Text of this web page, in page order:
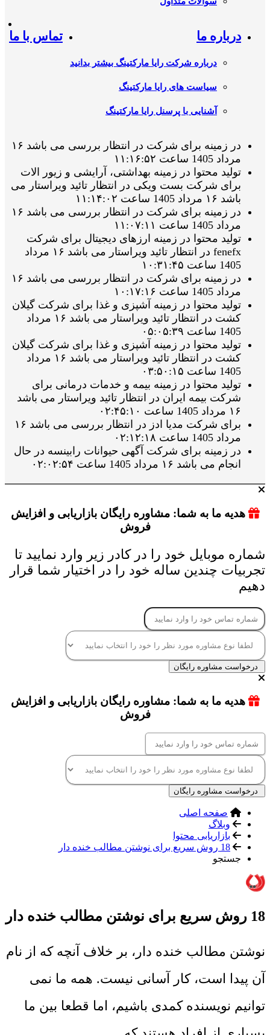
درباره ما
درباره شرکت رایا مارکتینگ بیشتر بدانید
سیاست های رایا مارکتینگ
آشنایی با پرسنل رایا مارکتینگ
تماس با ما
در زمینه برای شرکت در انتظار بررسی می باشد ۱۶
مرداد 1405 ساعت ۱۱:۱۶:۵۲
تولید محتوا در زمینه بهداشتی، آرایشی و زیور الات
برای شرکت بست ویکی در انتظار تائید ویراستار می
باشد ۱۶ مرداد 1405 ساعت ۱۱:۱۴:۰۲
در زمینه برای شرکت در انتظار بررسی می باشد ۱۶
مرداد 1405 ساعت ۱۱:۰۷:۱۱
تولید محتوا در زمینه ارزهای دیجیتال برای شرکت
fenefx در انتظار تائید ویراستار می باشد ۱۶ مرداد
1405 ساعت ۱۰:۳۱:۴۵
در زمینه برای شرکت در انتظار بررسی می باشد ۱۶
مرداد 1405 ساعت ۱۰:۱۷:۱۶
تولید محتوا در زمینه آشپزی و غذا برای شرکت گیلان
کشت در انتظار تائید ویراستار می باشد ۱۶ مرداد
1405 ساعت ۰۵:۰۵:۳۹
تولید محتوا در زمینه آشپزی و غذا برای شرکت گیلان
کشت در انتظار تائید ویراستار می باشد ۱۶ مرداد
1405 ساعت ۰۳:۵۰:۱۵
تولید محتوا در زمینه بیمه و خدمات درمانی برای
شرکت بیمه ایران در انتظار تائید ویراستار می باشد
۱۶ مرداد 1405 ساعت ۰۲:۴۵:۱۰
برای شرکت مدیا ادز در انتظار بررسی می باشد ۱۶
مرداد 1405 ساعت ۰۲:۱۲:۱۸
در زمینه برای شرکت آگهی حیوانات رابینسه در حال
انجام می باشد ۱۶ مرداد 1405 ساعت ۰۲:۰۲:۵۴
هدیه ما به شما: مشاوره رایگان بازاریابی و افزایش
فروش
شماره موبایل خود را در کادر زیر وارد نمایید تا
تجربیات چندین ساله خود را در اختیار شما قرار
دهیم
درخواست مشاوره رایگان
هدیه ما به شما: مشاوره رایگان بازاریابی و افزایش
فروش
درخواست مشاوره رایگان
صفحه اصلی
وبلاگ
بازاریابی محتوا
18 روش سریع برای نوشتن مطالب خنده دار
جستجو
18 روش سریع برای نوشتن مطالب خنده دار
نوشتن مطالب خنده دار، بر خلاف آنچه که از نام
آن پیدا است، کار آسانی نیست. همه ما نمی
توانیم نویسنده کمدی باشیم، اما قطعا بین ما